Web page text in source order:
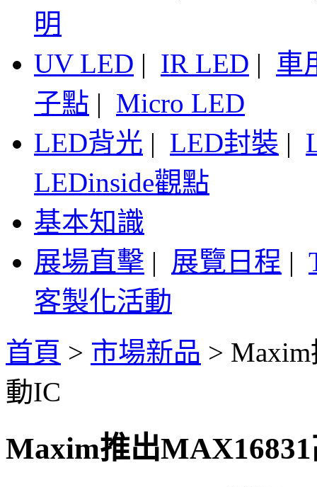
明
UV LED | IR LED | 車
子點 | Micro LED
LED背光 | LED封裝 |
LEDinside觀點
基本知識
展場直擊 | 展覽日程 |
客製化活動
首頁 > 市場新品 >
動IC
Maxim推出